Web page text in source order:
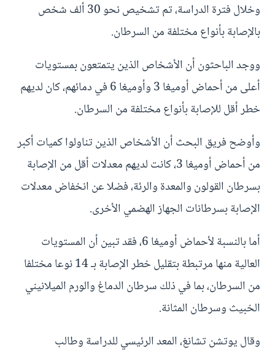
وخلال فترة الدراسة، تم تشخيص نحو 30 ألف شخص
بالإصابة بأنواع مختلفة من السرطان.
ووجد الباحثون أن الأشخاص الذين يتمتعون بمستويات
أعلى من أحماض أوميغا 3 وأوميغا 6 في دمائهم، كان لديهم
خطر أقل للإصابة بأنواع مختلفة من السرطان.
وأوضح فريق البحث أن الأشخاص الذين تناولوا كميات أكبر
من أحماض أوميغا 3، كانت لديهم معدلات أقل من الإصابة
بسرطان القولون والمعدة والرئة، فضلا عن انخفاض معدلات
الإصابة بسرطانات الجهاز الهضمي الأخرى.
أما بالنسبة لأحماض أوميغا 6، فقد تبين أن المستويات
العالية منها مرتبطة بتقليل خطر الإصابة بـ 14 نوعا مختلفا
من السرطان، بما في ذلك سرطان الدماغ والورم الميلانيني
الخبيث وسرطان المثانة.
وقال يوتشن تشانغ، المعد الرئيسي للدراسة وطالب